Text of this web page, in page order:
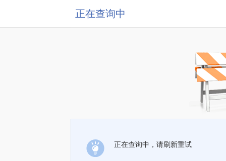
正在查询中
正在查询中，请刷新重试